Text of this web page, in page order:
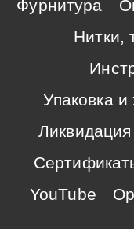
Фурнитура
Нитки,
Упаковка
Ликвидация
YouTube